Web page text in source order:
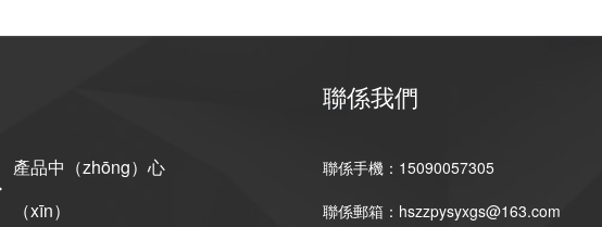
產品中（zhōng）心
（xīn）
聯係我們
聯係手機：15090057305
聯係郵箱：hszzpysyxgs@163.com